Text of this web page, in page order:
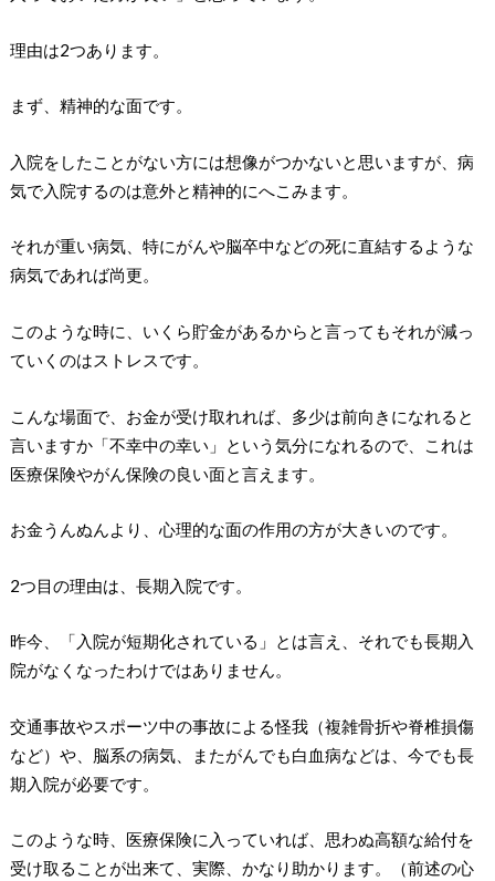
理由は2つあります。
まず、精神的な面です。
入院をしたことがない方には想像がつかないと思いますが、病
気で入院するのは意外と精神的にへこみます。
それが重い病気、特にがんや脳卒中などの死に直結するような
病気であれば尚更。
このような時に、いくら貯金があるからと言ってもそれが減っ
ていくのはストレスです。
こんな場面で、お金が受け取れれば、多少は前向きになれると
言いますか「不幸中の幸い」という気分になれるので、これは
医療保険やがん保険の良い面と言えます。
お金うんぬんより、心理的な面の作用の方が大きいのです。
2つ目の理由は、長期入院です。
昨今、「入院が短期化されている」とは言え、それでも長期入
院がなくなったわけではありません。
交通事故やスポーツ中の事故による怪我（複雑骨折や脊椎損傷
など）や、脳系の病気、またがんでも白血病などは、今でも長
期入院が必要です。
このような時、医療保険に入っていれば、思わぬ高額な給付を
受け取ることが出来て、実際、かなり助かります。（前述の心